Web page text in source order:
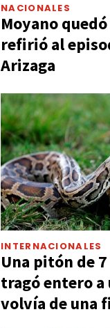
NACIONALES
Moyano
refirió al
Arizaga
INTERNACIONALES
Una pitón de
tragó entero a
volvía de una